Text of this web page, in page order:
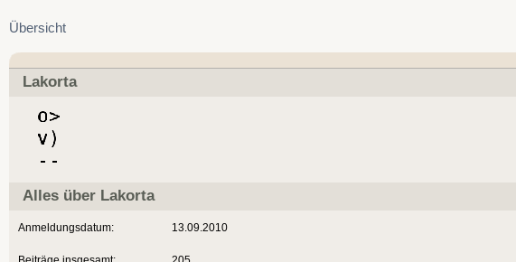
Übersicht
Lakorta
Alles über Lakorta
Anmeldungsdatum: 13.09.2010